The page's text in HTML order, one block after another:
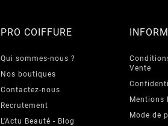
PRO COIFFURE
Qui sommes-nous ?
Nos boutiques
Contactez-nous
Recrutement
L'Actu Beauté - Blog
Vente
Mentions
Mode de